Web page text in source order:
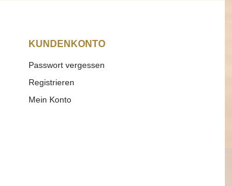
KUNDENKONTO
Passwort vergessen
Registrieren
Mein Konto